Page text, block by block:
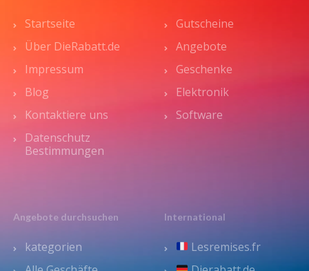
Startseite
Über DieRabatt.de
Impressum
Blog
Kontaktiere uns
Datenschutz
Bestimmungen
Gutscheine
Angebote
Geschenke
Elektronik
Software
Angebote durchsuchen
kategorien
International
Lesremises.fr